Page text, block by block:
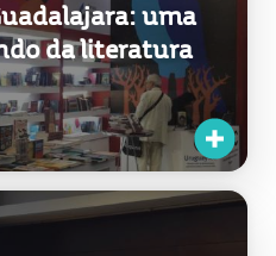
uma
da literatura